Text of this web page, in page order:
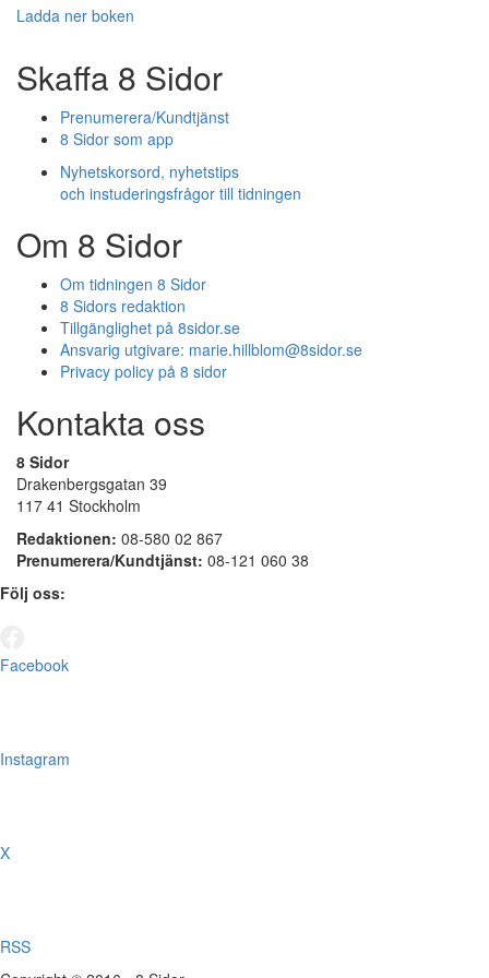
Ladda ner boken
Skaffa 8 Sidor
Prenumerera/Kundtjänst
8 Sidor som app
Nyhetskorsord, nyhetstips
och instuderingsfrågor till tidningen
Om 8 Sidor
Om tidningen 8 Sidor
8 Sidors redaktion
Tillgänglighet på 8sidor.se
Ansvarig utgivare: marie.hillblom@8sidor.se
Privacy policy på 8 sidor
Kontakta oss
8 Sidor
Drakenbergsgatan 39
117 41 Stockholm
Redaktionen: 08-580 02 867
Prenumerera/Kundtjänst: 08-121 060 38
Följ oss:
Facebook
Instagram
X
RSS